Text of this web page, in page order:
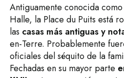
Antiguamente conocida
Halle, la Place du Puits está
las casas más antiguas y
en-Terre. Probablemente
oficiales del séquito de la
Fechadas en su mayor parte